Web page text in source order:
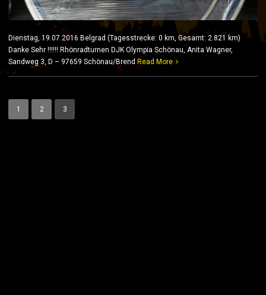
Dienstag, 19.07.2016 Belgrad (Tagesstrecke: 0 km, Gesamt: 2.821 km)
Danke Sehr !!!!!! Rhönradturnen DJK Olympia Schönau, Anita Wagner,
Sandweg 3, D – 97659 Schönau/Brend Read More
1 2 3